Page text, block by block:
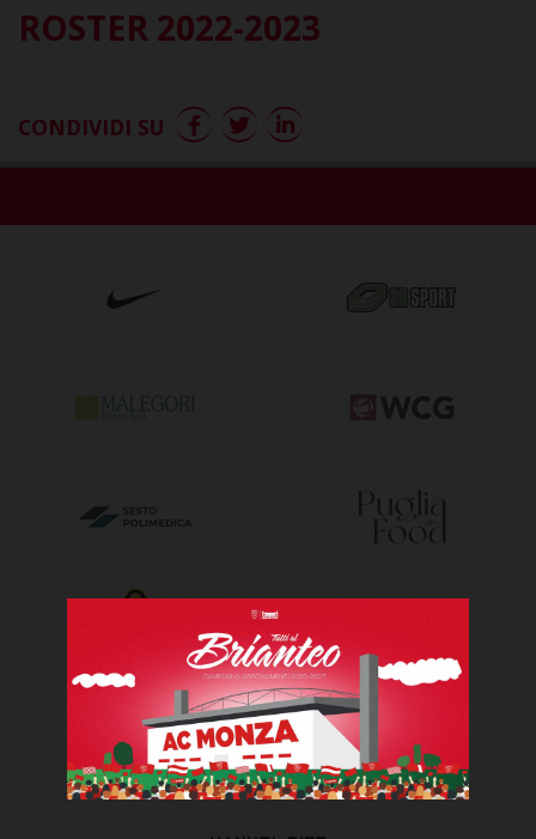
ROSTER 2022-2023
CONDIVIDI SU